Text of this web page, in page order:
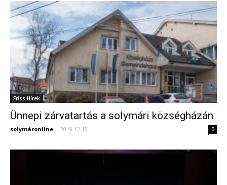
Friss Hírek
Ünnepi zárvatartás a solymári községházán
solymáronline - 2019.12.19. 0